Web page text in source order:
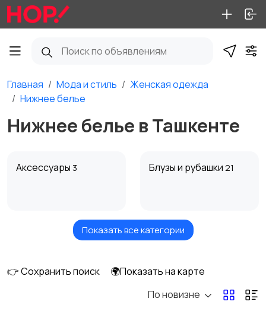
Главная Мода и стиль
Женская одежда
Нижнее белье
Нижнее белье в Ташкенте
Аксессуары 3 Блузы и рубашки 21
Брюки и шорты 4 Будущим мамам
Головные уборы
Показать все категории
👉 Сохранить поиск
🌍Показать на карте
По новизне